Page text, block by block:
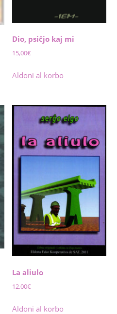
Dio, psiĉjo kaj mi
15,00€
Aldoni al korbo
La aliulo
12,00€
Aldoni al korbo